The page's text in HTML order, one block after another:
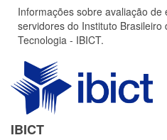
Informações sobre avaliação
servidores do Instituto
Tecnologia - IBICT.
IBICT